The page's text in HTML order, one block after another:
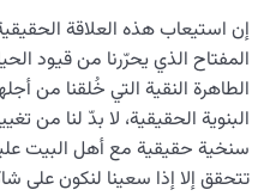
إن استيعاب هذه العلاقة
المفتاح الذي يحرّرنا من قيود
الطاهرة النقية التي خُلقنا من
البنوية الحقيقية، لا بدّ لنا من
سنخية حقيقية مع أهل البيت
تتحقق إلا إذا سعينا لنكون على